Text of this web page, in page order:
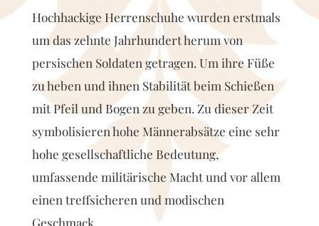
Hochhackige Herrenschuhe wurden erstmals
um das zehnte Jahrhundert herum von
persischen Soldaten getragen. Um ihre Füße
zu heben und ihnen Stabilität beim Schießen
mit Pfeil und Bogen zu geben. Zu dieser Zeit
symbolisieren hohe Männerabsätze eine sehr
hohe gesellschaftliche Bedeutung,
umfassende militärische Macht und vor allem
einen treffsicheren und modischen
Geschmack.